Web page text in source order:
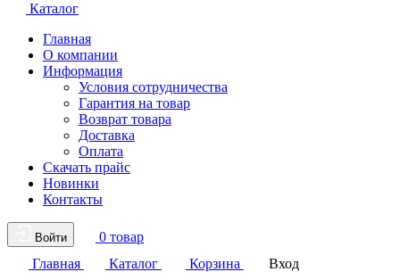
Каталог
Главная
О компании
Информация
Условия сотрудничества
Гарантия на товар
Возврат товара
Доставка
Оплата
Скачать прайс
Новинки
Контакты
Войти
0 товар
Главная
Каталог Корзина Вход